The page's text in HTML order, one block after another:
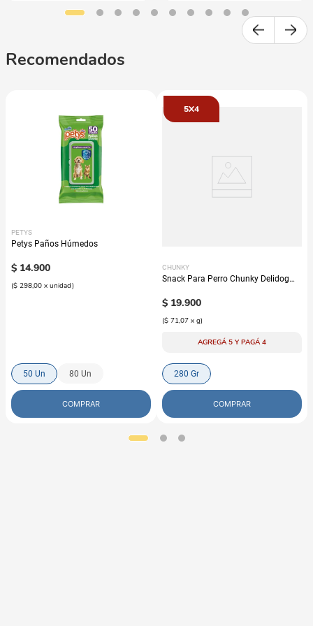
Recomendados
PETYS
Petys Paños Húmedos
$ 14.900
($ 298,00 x unidad)
50 Un 80 Un
COMPRAR
5X4
CHUNKY
Snack Para Perro Chunky Delidog
$ 19.900
($ 71,07 x g)
AGREGÁ 5 Y PAGÁ 4
280 Gr
COMPRAR